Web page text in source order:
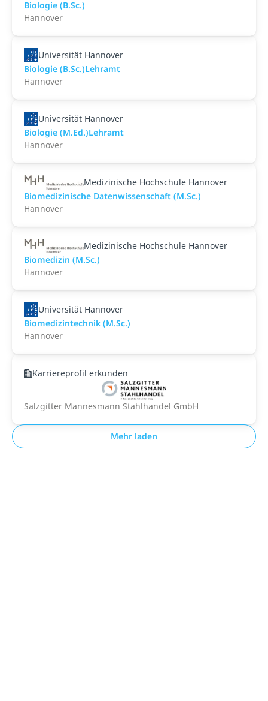
Biologie (B.Sc.)
Hannover
Universität Hannover
Biologie (B.Sc.)Lehramt
Hannover
Universität Hannover
Biologie (M.Ed.)Lehramt
Hannover
Medizinische Hochschule Hannover
Biomedizinische Datenwissenschaft (M.Sc.)
Hannover
Medizinische Hochschule Hannover
Biomedizin (M.Sc.)
Hannover
Universität Hannover
Biomedizintechnik (M.Sc.)
Hannover
Karriereprofil erkunden
Salzgitter Mannesmann Stahlhandel GmbH
Mehr laden